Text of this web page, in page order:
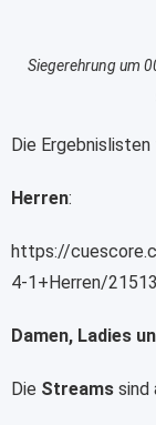
Siegerehrung um
Die
Herren:
https://
4-1+Herren/
Damen, Ladies
Die Streams sind